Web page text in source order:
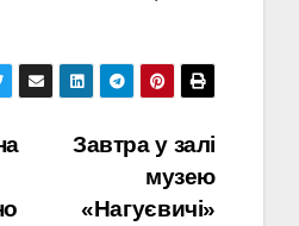
Завтра у залі
музею
«Нагуєвичі»